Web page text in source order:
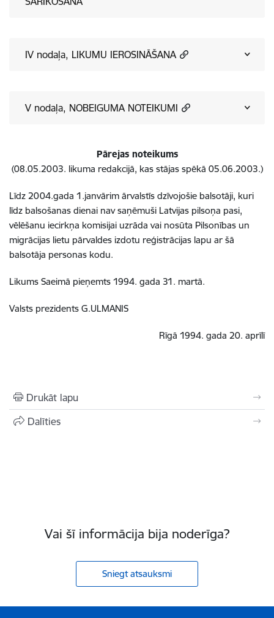
IV nodaļa, LIKUMU IEROSINĀŠANA
V nodaļa, NOBEIGUMA NOTEIKUMI
Pārejas noteikums
(08.05.2003. likuma redakcijā, kas stājas spēkā 05.06.2003.)
Līdz 2004.gada 1.janvārim ārvalstīs dzīvojošie balsotāji, kuri
līdz balsošanas dienai nav saņēmuši Latvijas pilsoņa pasi,
vēlēšanu iecirkņa komisijai uzrāda vai nosūta Pilsonības un
migrācijas lietu pārvaldes izdotu reģistrācijas lapu ar šā
balsotāja personas kodu.
Likums Saeimā pieņemts 1994. gada 31. martā.
Valsts prezidents G.ULMANIS
Rīgā 1994. gada 20. aprīlī
Drukāt lapu
Dalīties
Vai šī informācija bija noderīga?
Sniegt atsauksmi